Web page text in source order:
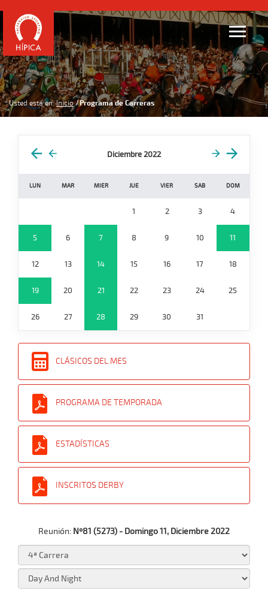
Usted está en: Inicio Programa de Carreras
Diciembre 2022
LUN MAR MIER JUE VIER SAB DOM
1 2 3 4
5 6 7 8 9 10 11
12 13 14 15 16 17 18
19 20 21 22 23 24 25
26 27 28 29 30 31
CLÁSICOS DEL MES
PROGRAMA DE TEMPORADA
ESTADÍSTICAS
INSCRITOS DERBY
Reunión: Nº81 (5273) - Domingo 11, Diciembre 2022